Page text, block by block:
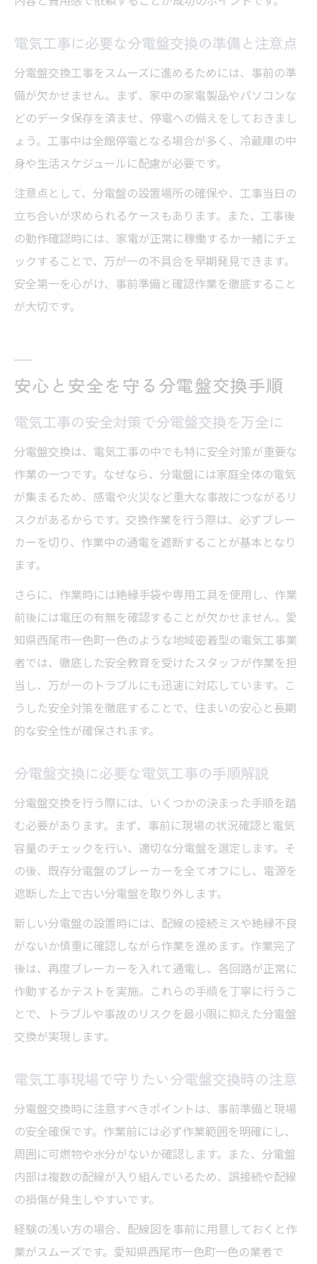
える
電気工事に必要な分電盤交換の準備と注意点
分電盤交換工事をスムーズに進めるためには、事前の準
備が欠かせません。まず、家中の家電製品やパソコンな
どのデータ保存を済ませ、停電への備えをしておきまし
ょう。工事中は全館停電となる場合が多く、冷蔵庫の中
身や生活スケジュールに配慮が必要です。
注意点として、分電盤の設置場所の確保や、工事当日の
立ち合いが求められるケースもあります。また、工事後
の動作確認時には、家電が正常に稼働するか一緒にチェ
ックすることで、万が一の不具合を早期発見できます。
安全第一を心がけ、事前準備と確認作業を徹底すること
が大切です。
安心と安全を守る分電盤交換手順
電気工事の安全対策で分電盤交換を万全に
分電盤交換は、電気工事の中でも特に安全対策が重要な
作業の一つです。なぜなら、分電盤には家庭全体の電気
が集まるため、感電や火災など重大な事故につながるリ
スクがあるからです。交換作業を行う際は、必ずブレー
カーを切り、作業中の通電を遮断することが基本となり
ます。
さらに、作業時には絶縁手袋や専用工具を使用し、作業
前後には電圧の有無を確認することが欠かせません。愛
知県西尾市一色町一色のような地域密着型の電気工事業
者では、徹底した安全教育を受けたスタッフが作業を担
当し、万が一のトラブルにも迅速に対応しています。こ
うした安全対策を徹底することで、住まいの安心と長期
的な安全性が確保されます。
分電盤交換に必要な電気工事の手順解説
分電盤交換を行う際には、いくつかの決まった手順を踏
む必要があります。まず、事前に現場の状況確認と電気
容量のチェックを行い、適切な分電盤を選定します。そ
の後、既存分電盤のブレーカーを全てオフにし、電源を
遮断した上で古い分電盤を取り外します。
新しい分電盤の設置時には、配線の接続ミスや絶縁不良
がないか慎重に確認しながら作業を進めます。作業完了
後は、再度ブレーカーを入れて通電し、各回路が正常に
作動するかテストを実施。これらの手順を丁寧に行うこ
とで、トラブルや事故のリスクを最小限に抑えた分電盤
交換が実現します。
電気工事現場で守りたい分電盤交換時の注意
分電盤交換時に注意すべきポイントは、事前準備と現場
の安全確保です。作業前には必ず作業範囲を明確にし、
周囲に可燃物や水分がないか確認します。また、分電盤
内部は複数の配線が入り組んでいるため、誤接続や配線
の損傷が発生しやすいです。
経験の浅い方の場合、配線図を事前に用意しておくと作
業がスムーズです。愛知県西尾市一色町一色の業者で